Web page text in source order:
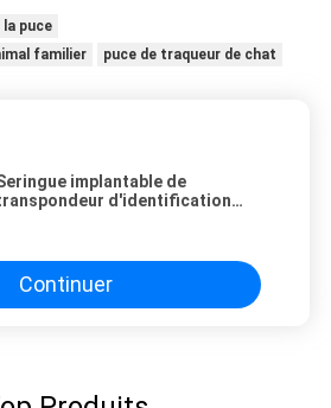
puce
familier
puce de traqueur de chat
implantable de
d'identification
Continuer